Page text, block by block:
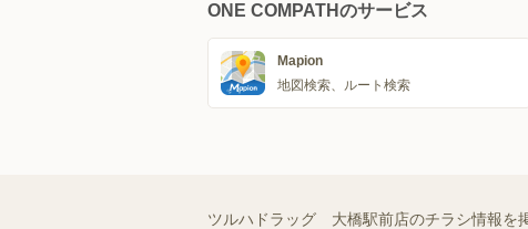
ONE COMPATHのサービス
Mapion
地図検索、ルート検索
ツルハドラッグ 大橋駅前店のチラシ情報を